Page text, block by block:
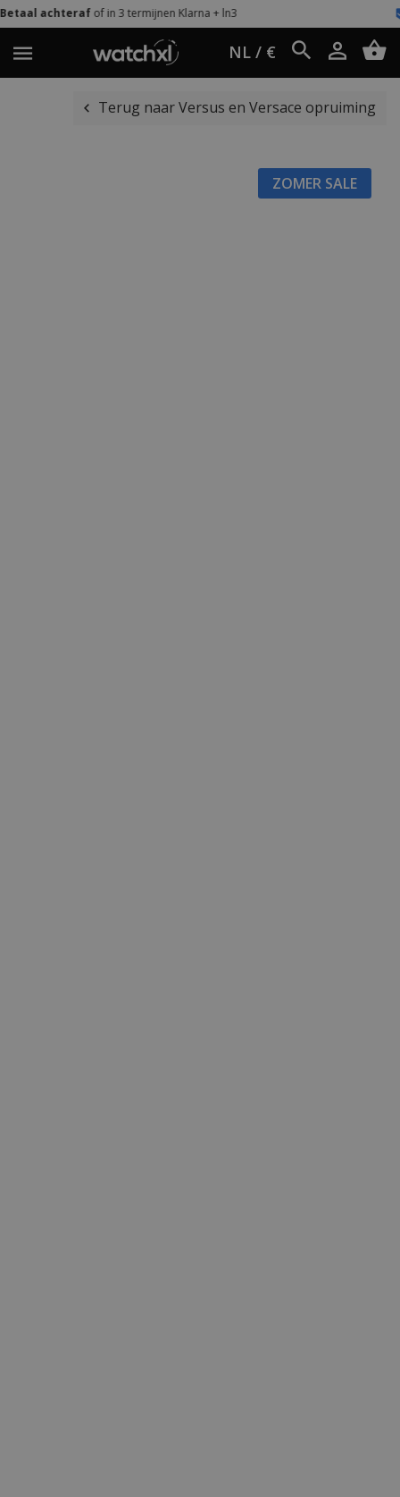
3 termijnen Klarna + ln3 Eenvoudig
NL / €
Terug naar Versus en Versace opruiming
ZOMER SALE